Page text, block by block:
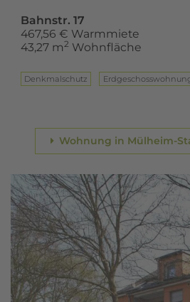
Bahnstr. 17
467,56 € Warmmiete
43,27 m2 Wohnfläche
Denkmalschutz
Wohnung in Mülheim-